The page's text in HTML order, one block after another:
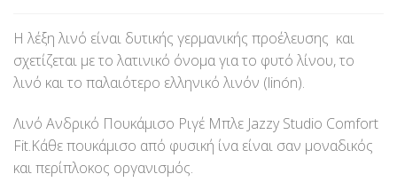
Η λέξη λινό είναι δυτικής γερμανικής προέλευσης και
σχετίζεται με το λατινικό όνομα για το φυτό λίνου, το
λινό και το παλαιότερο ελληνικό λινόν (linón).
Λινό Ανδρικό Πουκάμισο Ριγέ Μπλε Jazzy Studio Comfort
Fit.Κάθε πουκάμισο από φυσική ίνα είναι σαν μοναδικός
και περίπλοκος οργανισμός.